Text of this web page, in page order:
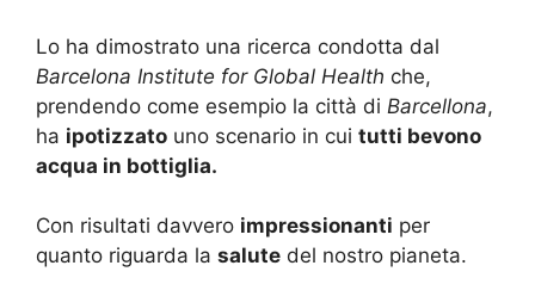
Lo ha dimostrato una ricerca condotta dal
Barcelona Institute for Global Health che,
prendendo come esempio la città di Barcellona,
ha ipotizzato uno scenario in cui tutti bevono
acqua in bottiglia.
Con risultati davvero impressionanti per
quanto riguarda la salute del nostro pianeta.